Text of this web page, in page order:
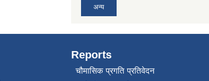
अन्य
Reports
चौमासिक प्रगति प्रतिवेदन